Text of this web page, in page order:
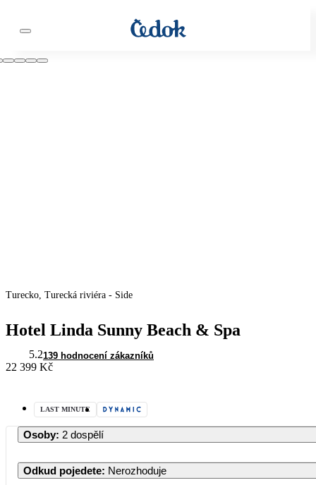
Turecko, Turecká riviéra - Side
Hotel Linda Sunny Beach & Spa
5.2139 hodnocení zákazníků
22 399 Kč
LAST MINUTE
Osoby: 2 dospělí
Odkud pojedete: Nerozhoduje